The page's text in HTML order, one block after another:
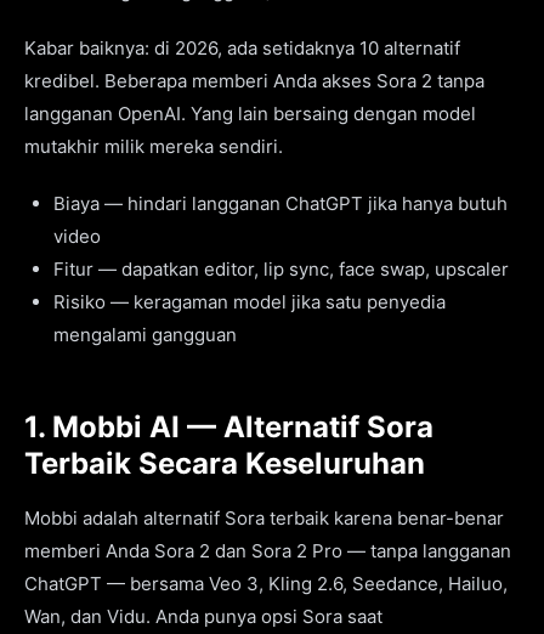
Kabar baiknya: di 2026, ada setidaknya 10 alternatif
kredibel. Beberapa memberi Anda akses Sora 2 tanpa
langganan OpenAI. Yang lain bersaing dengan model
mutakhir milik mereka sendiri.
Biaya — hindari langganan ChatGPT jika hanya butuh
video
Fitur — dapatkan editor, lip sync, face swap, upscaler
Risiko — keragaman model jika satu penyedia
mengalami gangguan
1. Mobbi AI — Alternatif Sora
Terbaik Secara Keseluruhan
Mobbi adalah alternatif Sora terbaik karena benar-benar
memberi Anda Sora 2 dan Sora 2 Pro — tanpa langganan
ChatGPT — bersama Veo 3, Kling 2.6, Seedance, Hailuo,
Wan, dan Vidu. Anda punya opsi Sora saat